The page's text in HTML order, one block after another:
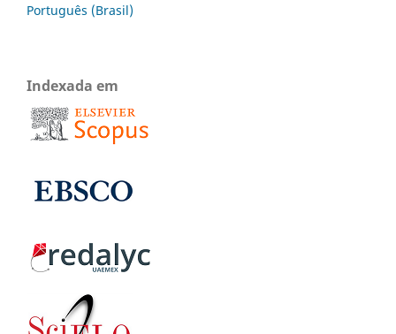
Português (Brasil)
Indexada em